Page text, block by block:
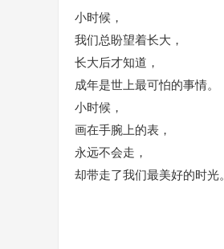
小时候，
我们总盼望着长大，
长大后才知道，
成年是世上最可怕的事情。
小时候，
画在手腕上的表，
永远不会走，
却带走了我们最美好的时光。